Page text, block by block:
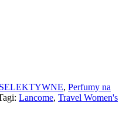
, Perfumy na
Lancome, Travel Women's